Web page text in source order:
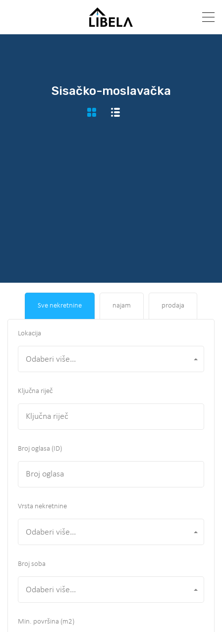
Sisačko-moslavačka
Sve nekretnine najam prodaja
Lokacija
Odaberi više...
Ključna riječ
Broj oglasa (ID)
Vrsta nekretnine
Odaberi više...
Broj soba
Odaberi više...
Min. površina (m2)